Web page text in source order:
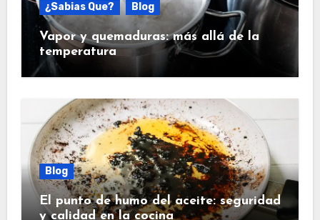
¿Sabias Que? Blog
Vapor y quemaduras: más allá de la
temperatura
Blog
El punto de humo del aceite: seguridad
y calidad en la cocina